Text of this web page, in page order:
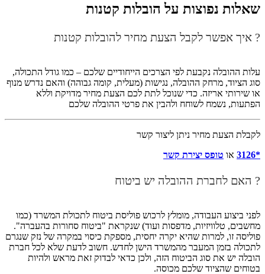
שאלות נפוצות על הובלות קטנות
? איך אפשר לקבל הצעת מחיר להובלות קטנות
עלות ההובלה נקבעת לפי הצרכים הייחודיים שלכם – כמו גודל התכולה,
סוג הציוד, מרחק ההובלה, נגישות (מעלית, קומה גבוהה) והאם נדרש מנוף
או שירותי אריזה. כדי שנוכל לתת לכם הצעת מחיר מדויקת וללא
הפתעות, נשמח לשוחח ולהבין את פרטי ההובלה שלכם
לקבלת הצעת מחיר ניתן ליצור קשר
*3126
או טופס יצירת קשר
? האם לחברת ההובלה יש ביטוח
לפני ביצוע העבודה, מומלץ לרכוש פוליסת ביטוח לתכולת המשרד (כמו
מחשבים, טלוויזיות, מדפסות ועוד) שנקראת "ביטוח סחורות בהעברה".
פוליסה זו, למרות שהיא יקרה יחסית, מספקת כיסוי במקרה של נזק שנגרם
לתכולה בזמן המעבר מהמשרד הישן לחדש. חשוב לדעת שלא לכל חברת
הובלה יש את סוג הביטוח הזה, ולכן כדאי לבדוק זאת מראש ולהיות
בטוחים שהציוד שלכם מכוסה.